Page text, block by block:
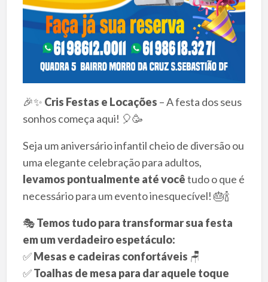
🎉✨ Cris Festas e Locações – A festa dos seus
sonhos começa aqui! 🎈🥳
Seja um aniversário infantil cheio de diversão ou
uma elegante celebração para adultos,
levamos pontualmente até vocêtudo o que é
necessário para um evento inesquecível! 🎂🍾
🎭Temos tudo para transformar sua festa
em um verdadeiro espetáculo:
✅Mesas e cadeiras confortáveis 🪑
✅Toalhas de mesa para dar aquele toque